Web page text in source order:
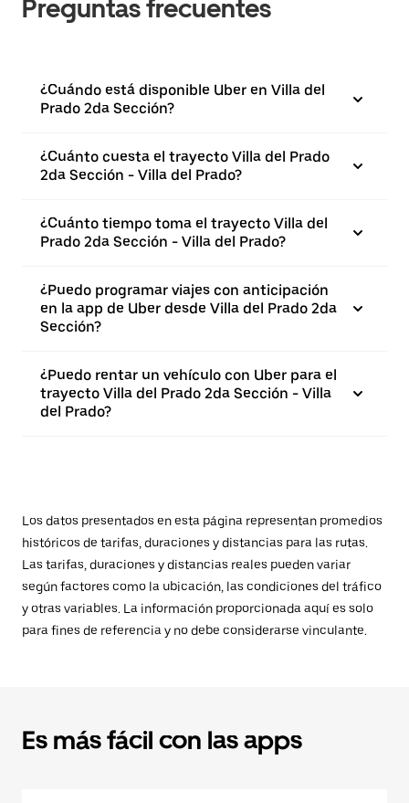
Preguntas frecuentes
¿Cuándo está disponible Uber en Villa del
Prado 2da Sección?
¿Cuánto cuesta el trayecto Villa del Prado
2da Sección - Villa del Prado?
¿Cuánto tiempo toma el trayecto Villa del
Prado 2da Sección - Villa del Prado?
¿Puedo programar viajes con anticipación
en la app de Uber desde Villa del Prado 2da
Sección?
¿Puedo rentar un vehículo con Uber para el
trayecto Villa del Prado 2da Sección - Villa
del Prado?
Los datos presentados en esta página representan promedios
históricos de tarifas, duraciones y distancias para las rutas.
Las tarifas, duraciones y distancias reales pueden variar
según factores como la ubicación, las condiciones del tráfico
y otras variables. La información proporcionada aquí es solo
para fines de referencia y no debe considerarse vinculante.
Es más fácil con las apps